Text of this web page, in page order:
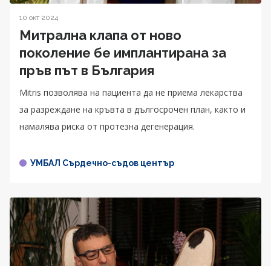
10 окт 2024
Митрална клапа от ново
поколение бе имплантирана за
пръв път в България
Mitris позволява на пациента да не приема лекарства
за разреждане на кръвта в дългосрочен план, както и
намалява риска от протезна дегенерация.
УМБАЛ Сърдечно-съдов център